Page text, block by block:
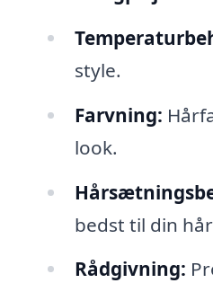
style.
Farvning:
look.
bedst til din
Rådgivning: